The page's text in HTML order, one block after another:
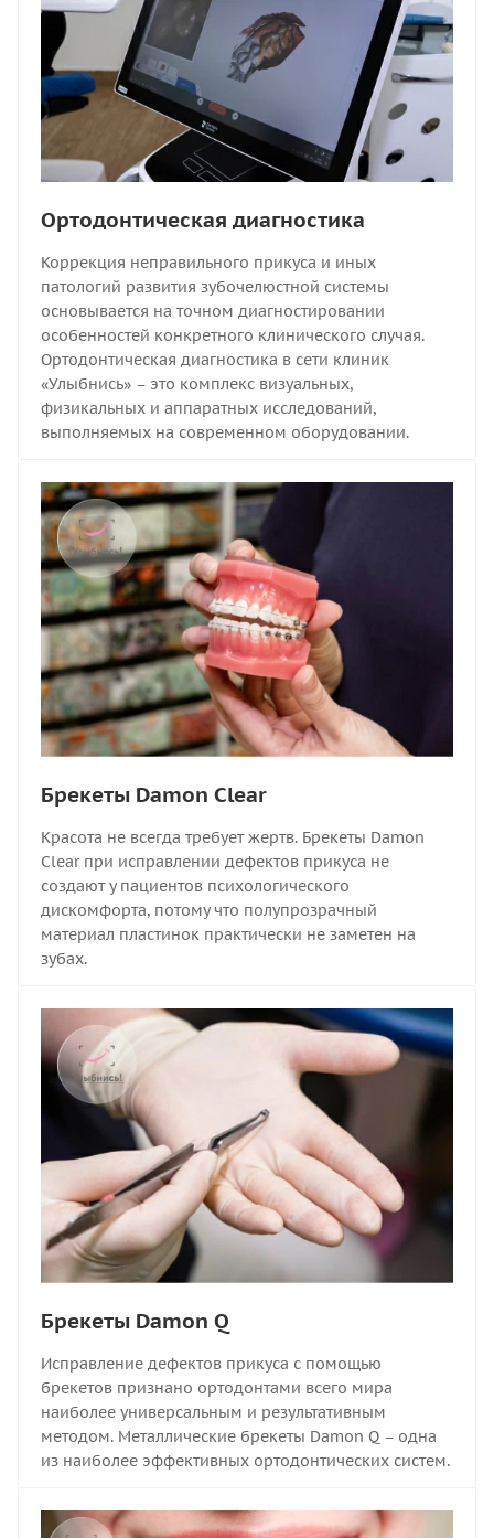
Ортодонтическая диагностика
Коррекция неправильного прикуса и иных
патологий развития зубочелюстной системы
основывается на точном диагностировании
особенностей конкретного клинического случая.
Ортодонтическая диагностика в сети клиник
«Улыбнись» – это комплекс визуальных,
физикальных и аппаратных исследований,
выполняемых на современном оборудовании.
Брекеты Damon Clear
Красота не всегда требует жертв. Брекеты Damon
Clear при исправлении дефектов прикуса не
создают у пациентов психологического
дискомфорта, потому что полупрозрачный
материал пластинок практически не заметен на
зубах.
Брекеты Damon Q
Исправление дефектов прикуса с помощью
брекетов признано ортодонтами всего мира
наиболее универсальным и результативным
методом. Металлические брекеты Damon Q – одна
из наиболее эффективных ортодонтических систем.